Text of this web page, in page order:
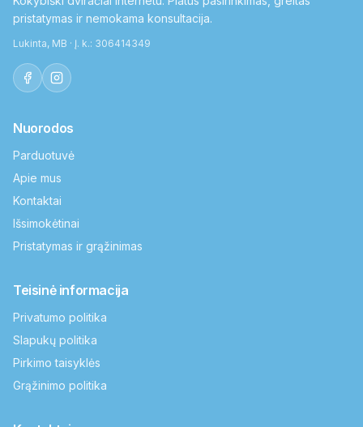
pristatymas ir nemokama konsultacija.
Lukinta, MB · Į. k.: 306414349
Nuorodos
Parduotuvė
Apie mus
Kontaktai
Išsimokėtinai
Pristatymas ir grąžinimas
Teisinė informacija
Privatumo politika
Slapukų politika
Pirkimo taisyklės
Grąžinimo politika